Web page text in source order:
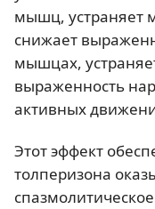
мышц, устраняет
снижает
мышцах,
выраженность
активных
Этот эффект
толперизона